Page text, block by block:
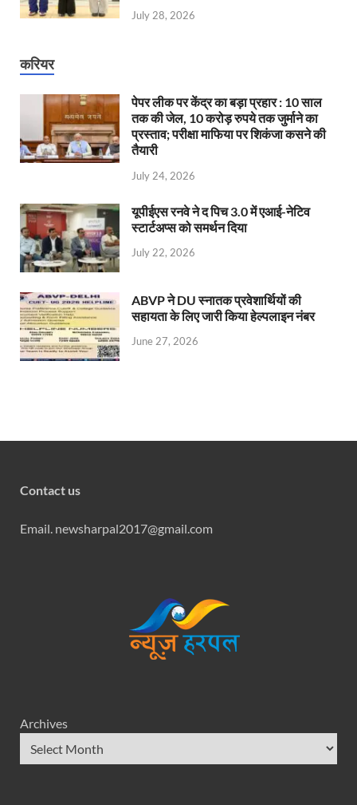
July 28, 2026
करियर
पेपर लीक पर केंद्र का बड़ा प्रहार : 10 साल
तक की जेल, 10 करोड़ रुपये तक जुर्माने का
प्रस्ताव; परीक्षा माफिया पर शिकंजा कसने की
तैयारी
July 24, 2026
यूपीईएस रनवे ने द पिच 3.0 में एआई-नेटिव
स्टार्टअप्स को समर्थन दिया
July 22, 2026
ABVP ने DU स्नातक प्रवेशार्थियों की
सहायता के लिए जारी किया हेल्पलाइन नंबर
June 27, 2026
Contact us
Email. newsharpal2017@gmail.com
Archives